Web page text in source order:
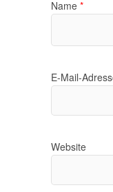
Name *
E-Mail-
Website